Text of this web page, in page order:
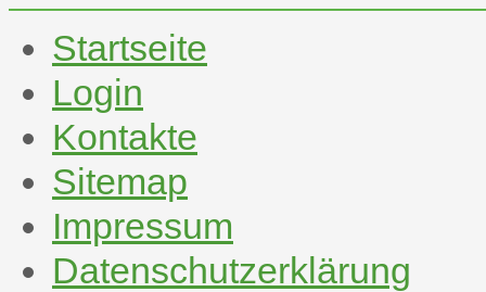
Startseite
Login
Kontakte
Sitemap
Impressum
Datenschutzerklärung